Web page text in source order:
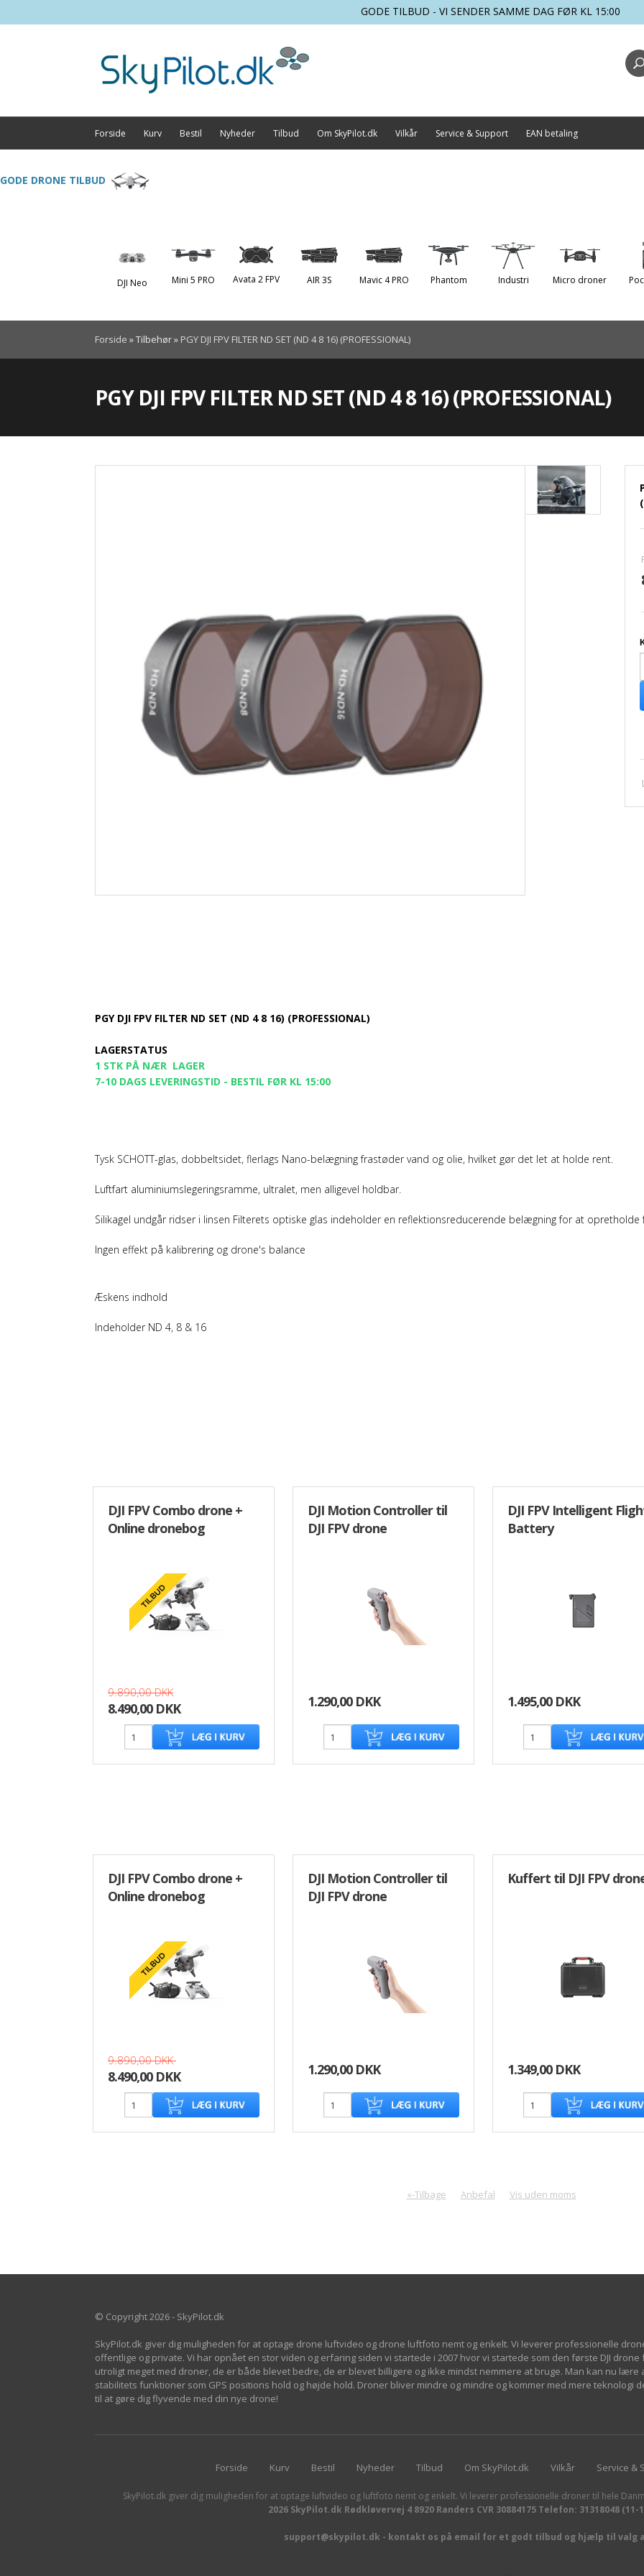
GODE TILBUD - VI SENDER SAMME DAG FØR KL 15:00
Forside Kurv Bestil Nyheder Tilbud Om SkyPilot.dk Vilkår Service & Support EAN betaling
GODE DRONE TILBUD
DJI Neo Mini 5 PRO Avata 2 FPV AIR 3S Mavic 4 PRO Phantom Industri Micro droner
Forside »Tilbehør» PGY DJI FPV FILTER ND SET (ND 4 8 16) (PROFESSIONAL)
PGY DJI FPV FILTER ND SET (ND 4 8 16) (PROFESSIONAL)
PGY DJI FPV FILTER ND SET (ND 4 8 16) (PROFESSIONAL)
LAGERSTATUS
1 STK PÅ NÆR LAGER
7-10 DAGS LEVERINGSTID - BESTIL FØR KL 15:00
Tysk SCHOTT-glas, dobbeltsidet, flerlags Nano-belægning frastøder vand og olie, hvilket gør det let at holde rent.
Luftfart aluminiumslegeringsramme, ultralet, men alligevel holdbar.
Silikagel undgår ridser i linsen Filterets optiske glas indeholder en reflektionsreducerende belægning for at opretholde
Ingen effekt på kalibrering og drone's balance
Æskens indhold
Indeholder ND 4, 8 & 16
DJI FPV Combo drone +
Online dronebog
9.890,00 DKK
8.490,00 DKK
DJI Motion Controller til
DJI FPV drone
1.290,00 DKK
DJI FPV Intelligent
Battery
1.495,00 DKK
DJI FPV Combo drone +
Online dronebog
9.890,00 DKK
8.490,00 DKK
DJI Motion Controller til
DJI FPV drone
1.290,00 DKK
Kuffert til DJI FPV
1.349,00 DKK
«-Tilbage Anbefal Vis uden moms
© Copyright 2026 - SkyPilot.dk
SkyPilot.dk giver dig muligheden for at optage drone luftvideo og drone luftfoto nemt og enkelt. Vi leverer professionelle
offentlige og private. Vi har opnået en stor viden og erfaring siden vi startede i 2007 hvor vi startede som den første DJI
utroligt meget med droner, de er både blevet bedre, de er blevet billigere og ikke mindst nemmere at bruge. Man kan nu
stabilitets funktioner som GPS positions hold og højde hold. Droner bliver mindre og mindre og kommer med mere teknologi
til at gøre dig flyvende med din nye drone!
Forside Kurv Bestil Nyheder Tilbud Om SkyPilot.dk Vilkår Service &
SkyPilot.dk giver dig muligheden for at optage luftvideo og luftfoto nemt og enkelt. Vi leverer professionelle droner til hele
2026 SkyPilot.dk Rødkløvervej 4 8920 Randers CVR 30884175 Telefon: 31318048
support@skypilot.dk - kontakt os på email for et godt tilbud og hjælp til valg